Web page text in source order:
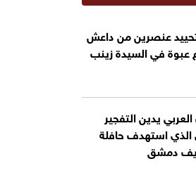
عنصرين من داعش
عبوة في السيدة زينب
العربي يدين التفجير
الذي استهدف حافلة
دمشق